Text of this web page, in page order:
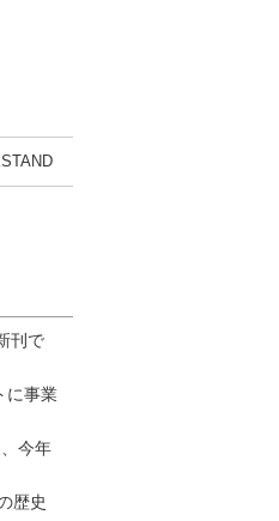
STAND
刊で
に事業
今年
歴史